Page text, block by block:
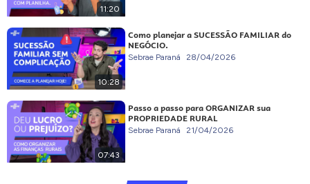
11:20
10:28
Como planejar a SUCESSÃO FAMILIAR do
NEGÓCIO.
Sebrae Paraná 28/04/2026
07:43
Passo a passo para ORGANIZAR sua
PROPRIEDADE RURAL
Sebrae Paraná 21/04/2026